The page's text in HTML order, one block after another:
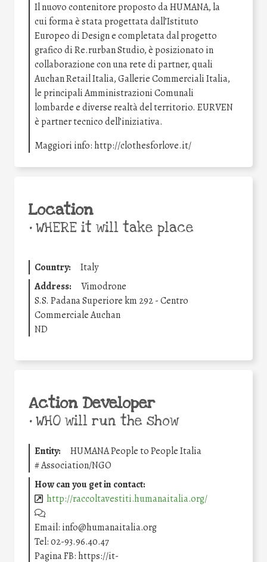
Il nuovo contenitore proposto da HUMANA, la
cui forma è stata progettata dall’Istituto
Europeo di Design e completata dal progetto
grafico di Re.rurban Studio, è posizionato in
collaborazione con una rete di partner, quali
Auchan Retail Italia, Gallerie Commerciali Italia,
le principali Amministrazioni Comunali
lombarde e diverse realtà del territorio. EURVEN
è partner tecnico dell’iniziativa.
Maggiori info: http://clothesforlove.it/
Location
•WHERE it will take place
Country:
Italy
Address:
Vimodrone
S.S. Padana Superiore km 292 - Centro
Commerciale Auchan
ND
Action Developer
•WHO will run the show
Entity:
HUMANA People to People Italia
#Association/NGO
How can you get in contact:
http://raccoltavestiti.humanaitalia.org/
Email: info@humanaitalia.org
Tel: 02-93.96.40.47
Pagina FB: https://it-